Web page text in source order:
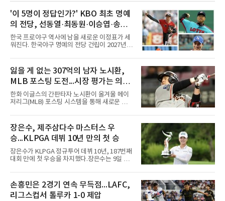
'이 5명이 정답인가?' KBO 최초 명예
의 전당, 선동열·최동원·이승엽·송진
우·김응용을 둘러싼 논쟁
한국 프로야구 역사에 남을 새로운 이정표가 세
워진다. 한국야구 명예의 전당 건립이 2027년으
문으로 향하고 있다. "누가 한국 야구 최초의 명
예의 전당 헌액자가 될 것인가?"현재 가장 많이
거론되는 후보군은 선동열, 최동원, 이승엽, 송
진우, 그리고 김응용 감독이다. 한국 야구의 시
대별 상징성과 업적을 고려하면 충분히 설득력
있는 이름들이다.선동열은 한국 야구가 배출한
최고의 투수로 평가받는다. 해태 시절 통산 146
프로야구에서도 성공하며 한국 선수의 해외 진
출 가능성을 보여준 상징적인 존
잃을 게 없는 307억의 남자 노시환,
MLB 포스팅 도전...시장 평가는 의외
일 수 있어
한화 이글스의 간판타자 노시환이 올겨울 메이
저리그(MLB) 포스팅 시스템을 통해 새로운 도전
KBO리그 사상 초유의 비FA 다년 계약을 체결하
면서 동시에 해외 진출 가능성을 열어두는 조항
을 포함했다. 국내에서 이미 최고 수준의 대우와
확실한 입지를 확보한 만큼, 이번 메이저리그 도
전은 생존을 건 승부수가 아니다.오히려 잃을 것
이 없는 도전에 가깝다. 노시환은 이미 KBO리그
에서 연평균 약 28억 원에 달하는 대형 계약과
라도 돌아올 곳이 확실하다.그렇다고 포스팅 도
전의 의미가 작아지는 것은 아
장은수, 제주삼다수 마스터스 우
승...KLPGA 데뷔 10년 만의 첫 승
장은수가 KLPGA 정규투어 데뷔 10년, 187번째
대회 만에 첫 우승을 차지했다.장은수는 9일 제
서 열린 제주삼다수 마스터스(총상금 10억원)
최종 4라운드에서 보기 없이 버디 3개를 잡아 합
계 14언더파 274타를 기록했다. 13언더파 275
타 공동 2위 강채연, 문정민을 1타 차로 제치고
손흥민은 2경기 연속 무득점...LAFC,
리그스컵서 톨루카 1-0 제압